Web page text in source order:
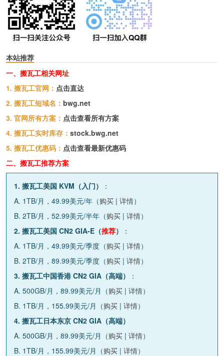
本站推荐
一、搬瓦工相关网址
1. 搬瓦工官网： 点击直达
2. 搬瓦工短域名： bwg.net
3. 官网所有方案： 点击查看所有方案
4. 搬瓦工实时库存： stock.bwg.net
5. 搬瓦工优惠码： 点击查看最新优惠码
二、搬瓦工推荐方案
1. 搬瓦工美国 KVM（入门）
：
A. 1TB/月，49.99美元/年（购买 | 详情）
B. 2TB/月，52.99美元/半年（购买 | 详情）
2. 搬瓦工美国 CN2 GIA-E（推荐）
：
A. 1TB/月，49.99美元/季度（购买 | 详情）
B. 2TB/月，89.99美元/季度（购买 | 详情）
3. 搬瓦工中国香港 CN2 GIA（高端）
：
A. 500GB/月，89.99美元/月（购买 | 详情）
B. 1TB/月，155.99美元/月（购买 | 详情）
4. 搬瓦工日本东京 CN2 GIA（高端）
A. 500GB/月，89.99美元/月（购买 | 详情）
B. 1TB/月，155.99美元/月（购买 | 详情）